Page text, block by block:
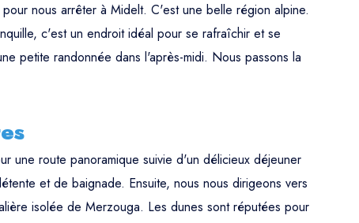
nous arrêter à Midelt. C'est une belle région alpine.
c'est un endroit idéal pour se rafraîchir et se
petite randonnée dans l'après-midi. Nous passons la
une route panoramique suivie d'un délicieux déjeuner
et de baignade. Ensuite, nous nous dirigeons vers
isolée de Merzouga. Les dunes sont réputées pour